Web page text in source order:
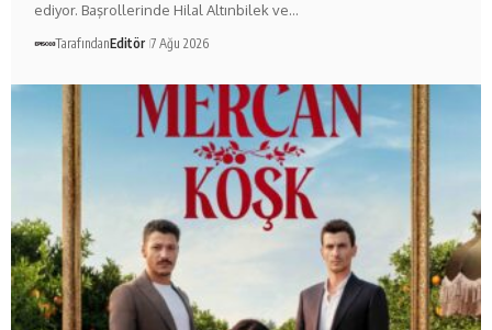
ediyor. Başrollerinde Hilal Altınbilek ve…
TarafındanEditör 7 Ağu 2026